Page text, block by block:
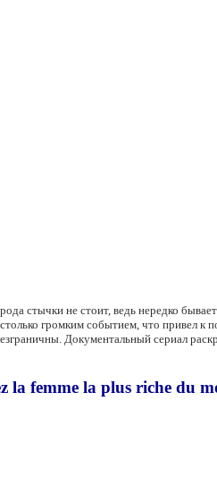
стычки не стоит, ведь нередко
громким событием, что привел к
Документальный сериал
femme la plus riche du